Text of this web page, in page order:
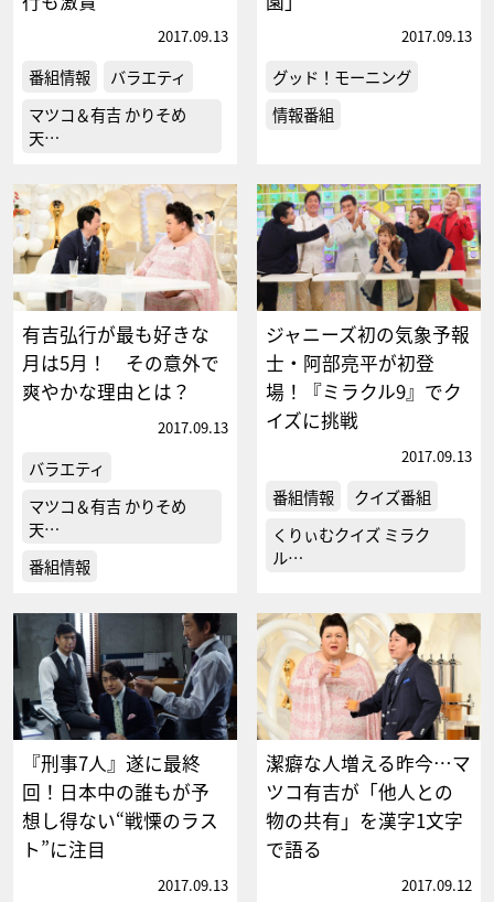
2017.09.13
番組情報
バラエティ
マツコ＆有吉 かりそめ
天…
2017.09.13
グッド！モーニング
情報番組
有吉弘行が最も好きな
月は5月！ その意外で
爽やかな理由とは？
2017.09.13
バラエティ
マツコ＆有吉 かりそめ
天…
番組情報
ジャニーズ初の気象予報
士・阿部亮平が初登
場！『ミラクル9』でク
イズに挑戦
2017.09.13
番組情報
クイズ番組
くりぃむクイズ ミラク
ル…
『刑事7人』遂に最終
回！日本中の誰もが予
想し得ない“戦慄のラス
ト”に注目
2017.09.13
潔癖な人増える昨今…マ
ツコ有吉が「他人との
物の共有」を漢字1文字
で語る
2017.09.12